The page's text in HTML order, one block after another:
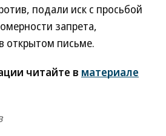
подали иск с просьбой
запрета,
открытом письме.
читайте в материале